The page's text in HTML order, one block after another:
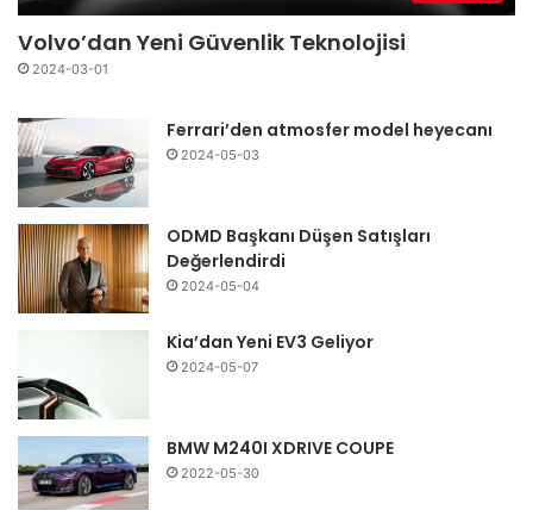
Volvo’dan Yeni Güvenlik Teknolojisi
2024-03-01
Ferrari’den atmosfer model heyecanı
2024-05-03
ODMD Başkanı Düşen Satışları
Değerlendirdi
2024-05-04
Kia’dan Yeni EV3 Geliyor
2024-05-07
BMW M240I XDRIVE COUPE
2022-05-30